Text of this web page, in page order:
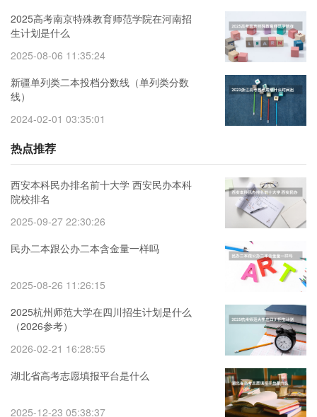
2025高考南京特殊教育师范学院在河南招
生计划是什么
2025-08-06 11:35:24
新疆单列类二本投档分数线（单列类分数
线）
2024-02-01 03:35:01
热点推荐
西安本科民办排名前十大学 西安民办本科
院校排名
2025-09-27 22:30:26
民办二本跟公办二本含金量一样吗
2025-08-26 11:26:15
2025杭州师范大学在四川招生计划是什么
（2026参考）
2026-02-21 16:28:55
湖北省高考志愿填报平台是什么
2025-12-23 05:38:37